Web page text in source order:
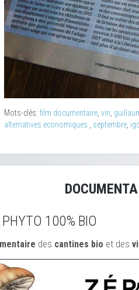
Mots-clés: film documentaire vin
alternatives economiques
septembre
PHYTO 100% BIO
des cantines bio et des